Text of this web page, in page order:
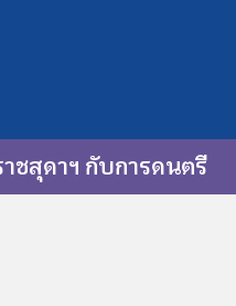
ชสุดาฯ กับการดนตรี